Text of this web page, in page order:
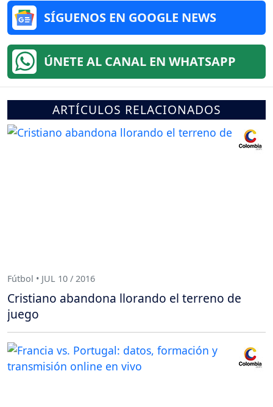
SÍGUENOS EN GOOGLE NEWS
ÚNETE AL CANAL EN WHATSAPP
ARTÍCULOS RELACIONADOS
Fútbol • JUL 10 / 2016
Cristiano abandona llorando el terreno de
juego